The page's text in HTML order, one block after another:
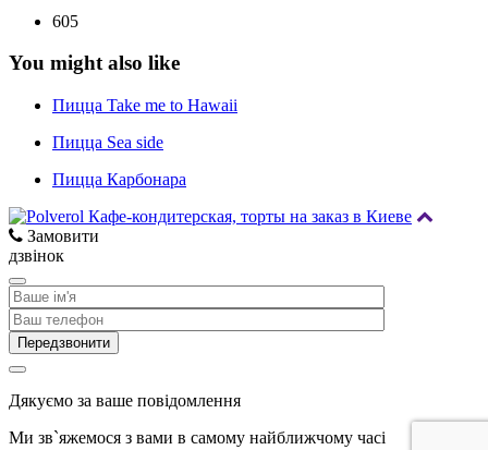
605
You might also like
Пицца Take me to Hawaii
Пицца Sea side
Пицца Карбонара
Замовити
дзвінок
Дякуємо за ваше повідомлення
Ми зв`яжемося з вами в самому найближчому часі